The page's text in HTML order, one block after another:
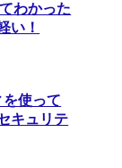
わかった
い！
を使って
キュリテ